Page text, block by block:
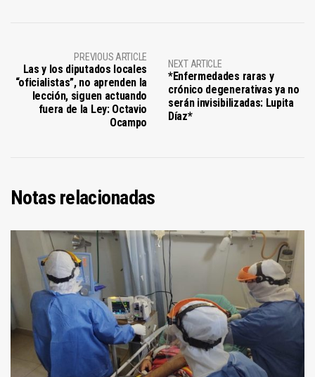
PREVIOUS ARTICLE
Las y los diputados locales
“oficialistas”, no aprenden la
lección, siguen actuando
fuera de la Ley: Octavio
Ocampo
NEXT ARTICLE
*Enfermedades raras y
crónico degenerativas ya no
serán invisibilizadas: Lupita
Díaz*
Notas relacionadas